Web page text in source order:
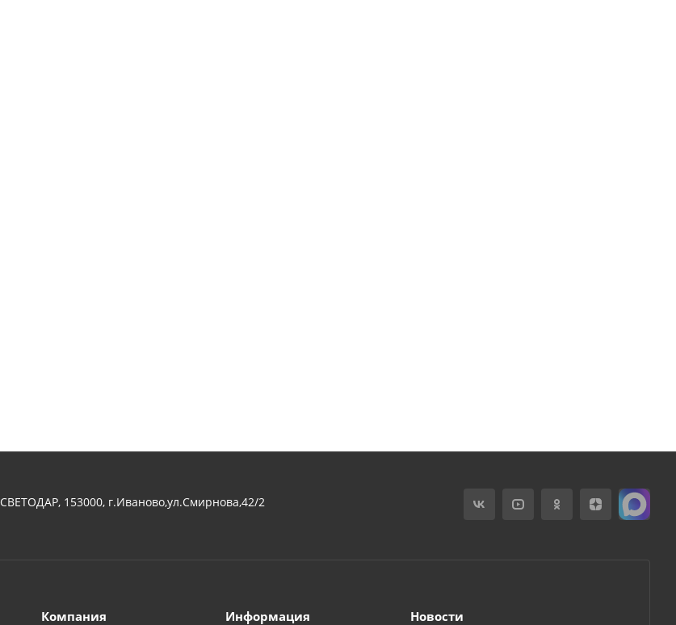
СВЕТОДАР, 153000, г.Иваново,ул.Смирнова,42/2
Компания Информация Новости